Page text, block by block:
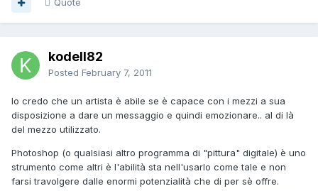
Quote
kodell82
Posted February 7, 2011
Io credo che un artista è abile se è capace con i mezzi a sua
disposizione a dare un messaggio e quindi emozionare.. al di là
del mezzo utilizzato.
Photoshop (o qualsiasi altro programma di "pittura" digitale) è uno
strumento come altri è l'abilità sta nell'usarlo come tale e non
farsi travolgere dalle enormi potenzialità che di per sè offre.